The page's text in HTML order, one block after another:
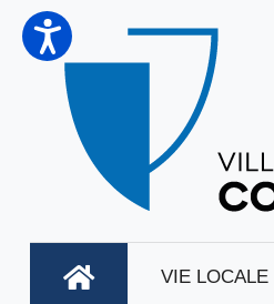
VIE LOCALE